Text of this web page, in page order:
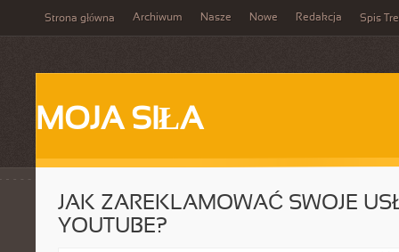
Strona główna Archiwum Nasze Nowe Redakcja Spis
MOJA SIŁA
JAK ZAREKLAMOWAĆ SWOJE
YOUTUBE?